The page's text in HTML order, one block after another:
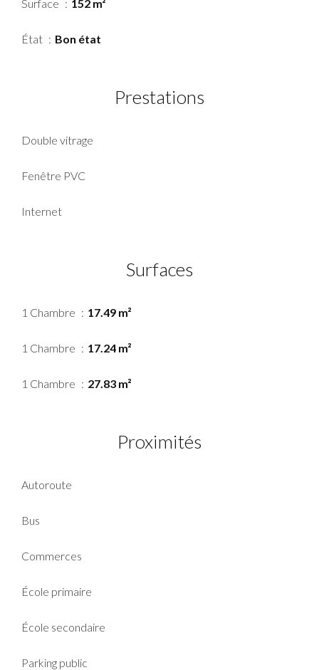
Surface 152 m²
État Bon état
Prestations
Double vitrage
Fenêtre PVC
Internet
Surfaces
1 Chambre 17.49 m²
1 Chambre 17.24 m²
1 Chambre 27.83 m²
Proximités
Autoroute
Bus
Commerces
École primaire
École secondaire
Parking public